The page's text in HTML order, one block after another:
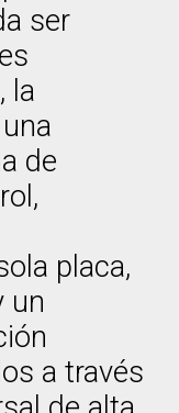
ser
la
de
placa,
un
a través